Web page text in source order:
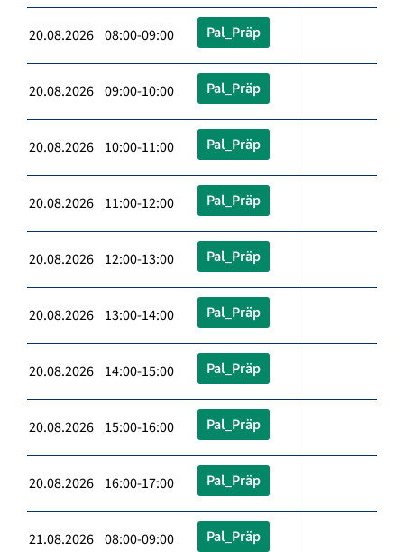
20.08.2026 08:00-09:00 Pal_Präp
20.08.2026 09:00-10:00 Pal_Präp
20.08.2026 10:00-11:00 Pal_Präp
20.08.2026 11:00-12:00 Pal_Präp
20.08.2026 12:00-13:00 Pal_Präp
20.08.2026 13:00-14:00 Pal_Präp
20.08.2026 14:00-15:00 Pal_Präp
20.08.2026 15:00-16:00 Pal_Präp
20.08.2026 16:00-17:00 Pal_Präp
21.08.2026 08:00-09:00 Pal_Präp